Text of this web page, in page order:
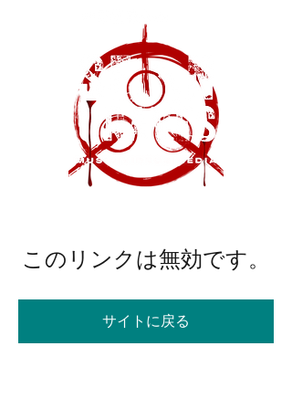
このリンクは無効です。
サイトに戻る